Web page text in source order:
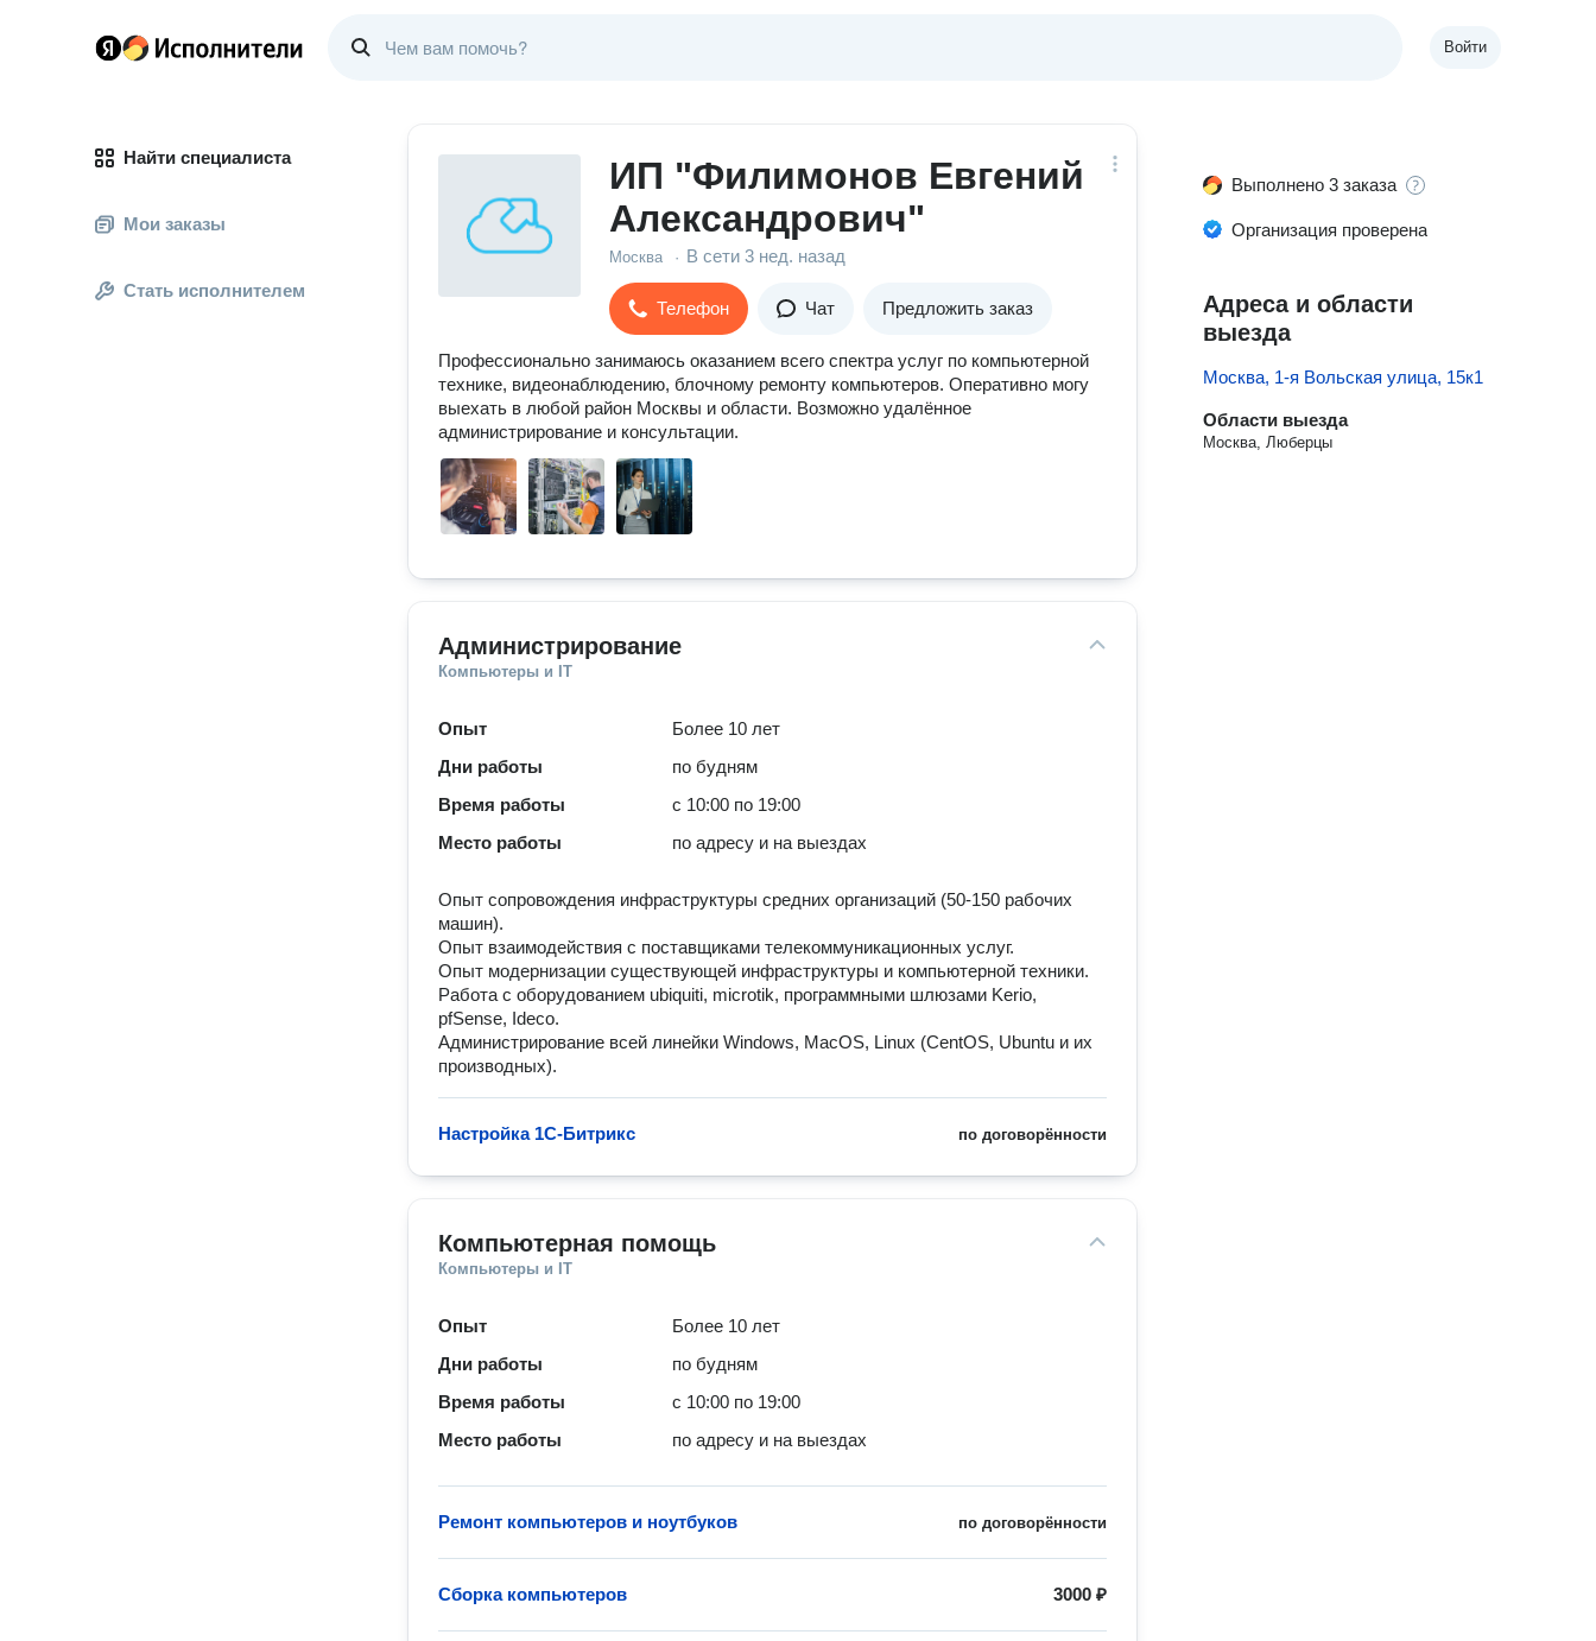
Войти
Найти специалиста
Мои заказы
Стать исполнителем
ИП "Филимонов Евгений
Александрович"
Москва · В сети 3 нед. назад
Телефон Чат Предложить заказ
Профессионально занимаюсь оказанием всего спектра услуг по компьютерной
технике, видеонаблюдению, блочному ремонту компьютеров. Оперативно могу
выехать в любой район Москвы и области. Возможно удалённое
администрирование и консультации.
Администрирование
Компьютеры и IT
Опыт
Более 10 лет
Дни работы
по будням
Время работы
с 10:00 по 19:00
Место работы
по адресу и на выездах
Опыт сопровождения инфраструктуры средних организаций (50-150 рабочих
машин).
Опыт взаимодействия с поставщиками телекоммуникационных услуг.
Опыт модернизации существующей инфраструктуры и компьютерной техники.
Работа с оборудованием ubiquiti, microtik, программными шлюзами Kerio,
pfSense, Ideco.
Администрирование всей линейки Windows, MacOS, Linux (CentOS, Ubuntu и их
производных).
по договорённости
Настройка 1С-Битрикс
Компьютерная помощь
Компьютеры и IT
Опыт
Более 10 лет
Дни работы
по будням
Время работы
с 10:00 по 19:00
Место работы
по адресу и на выездах
по договорённости
Ремонт компьютеров и ноутбуков
3000 ₽
Сборка компьютеров
Выполнено 3 заказа
Организация проверена
Адреса и области
выезда
Москва, 1-я Вольская улица, 15к1
Области выезда
Москва, Люберцы